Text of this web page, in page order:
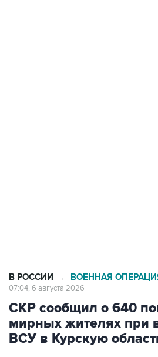
В РОССИИ → ВОЕННАЯ
07:04, 6 августа 2026
СКР сообщил о 640
мирных жителях при
ВСУ в Курскую